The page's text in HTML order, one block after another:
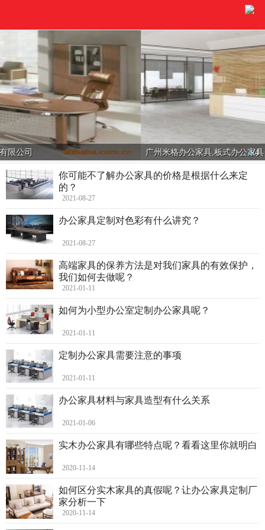
广州米格办公家具,板式办公家具、实木办公家具 2/4
你可能不了解办公家具的价格是根据什么来定
的？
2021-08-27
办公家具定制对色彩有什么讲究？
2021-08-27
高端家具的保养方法是对我们家具的有效保护，
我们如何去做呢？
2021-01-11
如何为小型办公室定制办公家具呢？
2021-01-11
定制办公家具需要注意的事项
2021-01-11
办公家具材料与家具造型有什么关系
2021-01-06
实木办公家具有哪些特点呢？看看这里你就明白
2020-11-14
如何区分实木家具的真假呢？让办公家具定制厂
家分析一下
2020-11-14